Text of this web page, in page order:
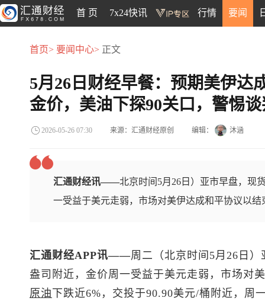
首 页 7x24快讯 行情 要闻
首页> 要闻中心> 正文
5月26日财经早餐：预期美伊达
金价，美油下探90关口，警惕
2026-05-26 07:30 来源：汇通财经原创 编辑： 沐涵
汇通财经讯——北京时间5月26日）亚市早盘，现
一受益于美元走弱，市场对美伊达成和平协议以结
汇通财经APP讯——周二（北京时间5月26日）
盎司附近，金价周一受益于美元走弱，市场对
原油 下跌近6%，交投于90.90美元/桶附近，周